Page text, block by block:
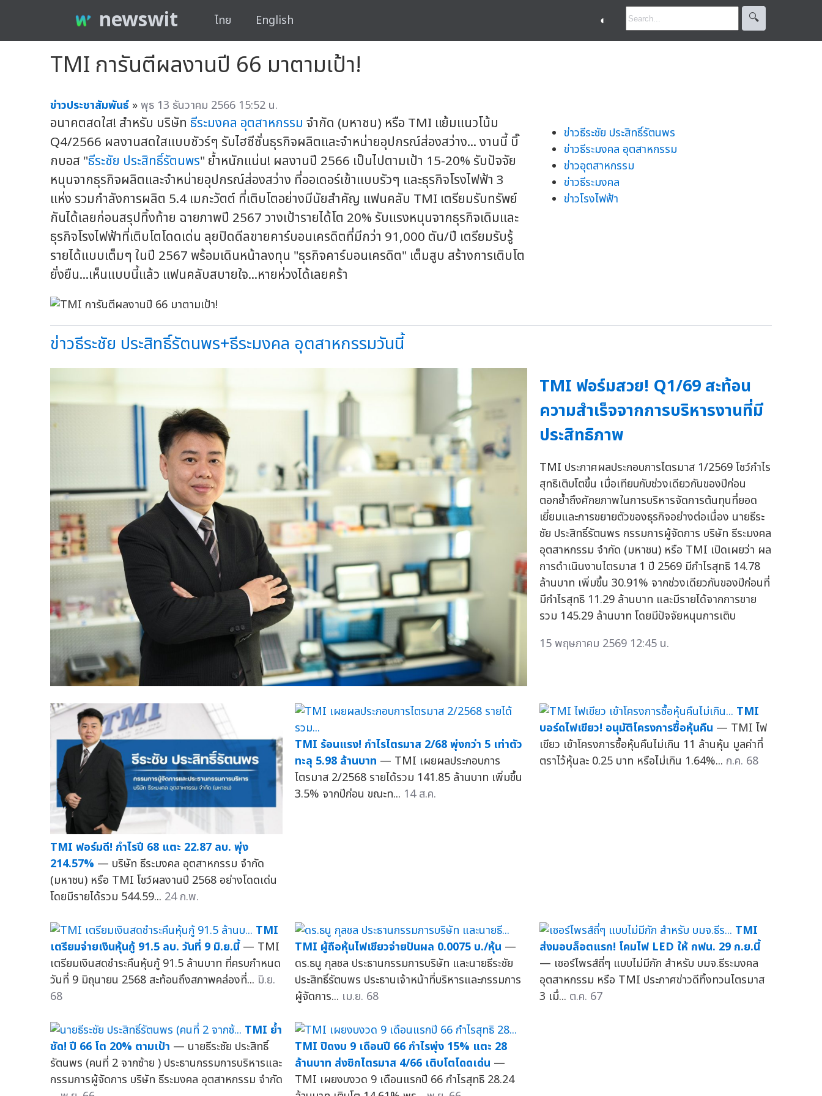
newswit ไทย English ◐ 🔍︎
TMI การันตีผลงานปี 66 มาตามเป้า!
ข่าวประชาสัมพันธ์ »พุธ 13 ธันวาคม 2566 15:52 น.
อนาคตสดใส! สำหรับ บริษัท ธีระมงคล อุตสาหกรรม จำกัด (มหาชน) หรือ TMI แย้มแนวโน้ม
Q4/2566 ผลงานสดใสแบบชัวร์ๆ รับไฮซีซั่นธุรกิจผลิตและจำหน่ายอุปกรณ์ส่องสว่าง... งานนี้ บิ๊
กบอส "ธีระชัย ประสิทธิ์รัตนพร" ย้ำหนักแน่น! ผลงานปี 2566 เป็นไปตามเป้า 15-20% รับปัจจัย
หนุนจากธุรกิจผลิตและจำหน่ายอุปกรณ์ส่องสว่าง ที่ออเดอร์เข้าแบบรัวๆ และธุรกิจโรงไฟฟ้า 3
แห่ง รวมกำลังการผลิต 5.4 เมกะวัตต์ ที่เติบโตอย่างมีนัยสำคัญ แฟนคลับ TMI เตรียมรับทรัพย์
กันได้เลยก่อนสรุปทิ้งท้าย ฉายภาพปี 2567 วางเป้ารายได้โต 20% รับแรงหนุนจากธุรกิจเดิมและ
ธุรกิจโรงไฟฟ้าที่เติบโตโดดเด่น ลุยปิดดีลขายคาร์บอนเครดิตที่มีกว่า 91,000 ตัน/ปี เตรียมรับรู้
รายได้แบบเต็มๆ ในปี 2567 พร้อมเดินหน้าลงทุน "ธุรกิจคาร์บอนเครดิต" เต็มสูบ สร้างการเติบโต
ยั่งยืน...เห็นแบบนี้แล้ว แฟนคลับสบายใจ...หายห่วงได้เลยคร้า
ข่าวธีระชัย ประสิทธิ์รัตนพร
ข่าวธีระมงคล อุตสาหกรรม
ข่าวอุตสาหกรรม
ข่าวธีระมงคล
ข่าวโรงไฟฟ้า
ข่าวธีระชัย ประสิทธิ์รัตนพร+ธีระมงคล อุตสาหกรรมวันนี้
TMI ฟอร์มสวย! Q1/69 สะท้อน
ความสำเร็จจากการบริหารงานที่มี
ประสิทธิภาพ
TMI ประกาศผลประกอบการไตรมาส 1/2569 โชว์กำไร
สุทธิเติบโตขึ้น เมื่อเทียบกับช่วงเดียวกันของปีก่อน
ตอกย้ำถึงศักยภาพในการบริหารจัดการต้นทุนที่ยอด
เยี่ยมและการขยายตัวของธุรกิจอย่างต่อเนื่อง นายธีระ
ชัย ประสิทธิ์รัตนพร กรรมการผู้จัดการ บริษัท ธีระมงคล
อุตสาหกรรม จำกัด (มหาชน) หรือ TMI เปิดเผยว่า ผล
การดำเนินงานไตรมาส 1 ปี 2569 มีกำไรสุทธิ 14.78
ล้านบาท เพิ่มขึ้น 30.91% จากช่วงเดียวกันของปีก่อนที่
มีกำไรสุทธิ 11.29 ล้านบาท และมีรายได้จากการขาย
รวม 145.29 ล้านบาท โดยมีปัจจัยหนุนการเติบ
15 พฤษภาคม 2569 12:45 น.
TMI ฟอร์มดี! กำไรปี 68 แตะ 22.87 ลบ. พุ่ง
214.57% — บริษัท ธีระมงคล อุตสาหกรรม จำกัด
(มหาชน) หรือ TMI โชว์ผลงานปี 2568 อย่างโดดเด่น
โดยมีรายได้รวม 544.59... 24 ก.พ.
TMI ร้อนแรง! กำไรไตรมาส 2/68 พุ่งกว่า 5 เท่าตัว
ทะลุ 5.98 ล้านบาท — TMI เผยผลประกอบการ
ไตรมาส 2/2568 รายได้รวม 141.85 ล้านบาท เพิ่มขึ้น
3.5% จากปีก่อน ขณะท... 14 ส.ค.
TMI
บอร์ดไฟเขียว! อนุมัติโครงการซื้อหุ้นคืน — TMI ไฟ
เขียว เข้าโครงการซื้อหุ้นคืนไม่เกิน 11 ล้านหุ้น มูลค่าที่
ตราไว้หุ้นละ 0.25 บาท หรือไม่เกิน 1.64%... ก.ค. 68
TMI
เตรียมจ่ายเงินหุ้นกู้ 91.5 ลบ. วันที่ 9 มิ.ย.นี้ — TMI
เตรียมเงินสดชำระคืนหุ้นกู้ 91.5 ล้านบาท ที่ครบกำหนด
วันที่ 9 มิถุนายน 2568 สะท้อนถึงสภาพคล่องที่... มิ.ย.
68
TMI ผู้ถือหุ้นไฟเขียวจ่ายปันผล 0.0075 บ./หุ้น —
ดร.ธนู กุลชล ประธานกรรมการบริษัท และนายธีระชัย
ประสิทธิ์รัตนพร ประธานเจ้าหน้าที่บริหารและกรรมการ
ผู้จัดการ... เม.ย. 68
TMI
ส่งมอบล็อตแรก! โคมไฟ LED ให้ กฟน. 29 ก.ย.นี้
— เซอร์ไพรส์ถี่ๆ แบบไม่มีกัก สำหรับ บมจ.ธีระมงคล
อุตสาหกรรม หรือ TMI ประกาศข่าวดีทิ้งทวนไตรมาส
3 เมื่... ต.ค. 67
TMI ย้ำ
ชัด! ปี 66 โต 20% ตามเป้า — นายธีระชัย ประสิทธิ์
รัตนพร (คนที่ 2 จากซ้าย ) ประธานกรรมการบริหารและ
กรรมการผู้จัดการ บริษัท ธีระมงคล อุตสาหกรรม จำกัด
TMI ปิดงบ 9 เดือนปี 66 กำไรพุ่ง 15% แตะ 28
ล้านบาท ส่งซิกไตรมาส 4/66 เติบโตโดดเด่น —
TMI เผยงบงวด 9 เดือนแรกปี 66 กำไรสุทธิ 28.24